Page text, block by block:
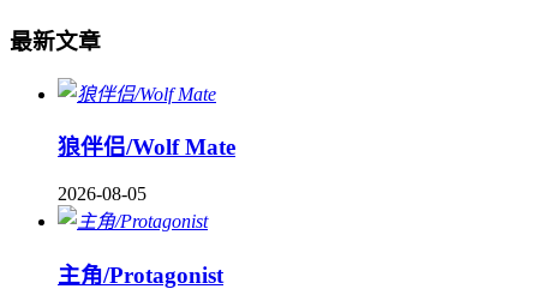
最新文章
狼伴侣/Wolf Mate
2026-08-05
主角/Protagonist